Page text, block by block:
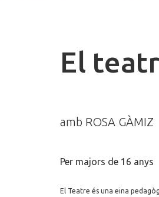
El
amb ROSA GÀMIZ
Per majors de 16 anys
El Teatre és una eina